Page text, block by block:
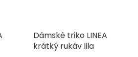
Dámské triko LINEA
krátký rukáv lila